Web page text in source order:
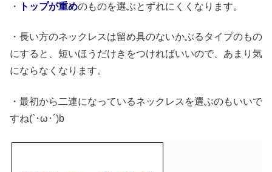
・ トップが重めのものを選ぶとずれにくくなります。
・長い方のネックレスは留め具のないかぶるタイプのもの
にすると、短いほうだけきをつければいいので、あまり気
にならなくなります。
・最初から二連になっているネックレスを選ぶのもいいで
すね(`･ω･´)b